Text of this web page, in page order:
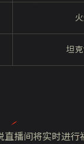
坦
直播间将实时进